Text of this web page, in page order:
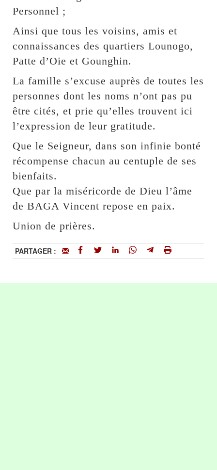
Personnel ;
Ainsi que tous les voisins, amis et
connaissances des quartiers Lounogo,
Patte d’Oie et Gounghin.
La famille s’excuse auprès de toutes les
personnes dont les noms n’ont pas pu
être cités, et prie qu’elles trouvent ici
l’expression de leur gratitude.
Que le Seigneur, dans son infinie bonté
récompense chacun au centuple de ses
bienfaits.
Que par la miséricorde de Dieu l’âme
de BAGA Vincent repose en paix.
Union de prières.
PARTAGER :